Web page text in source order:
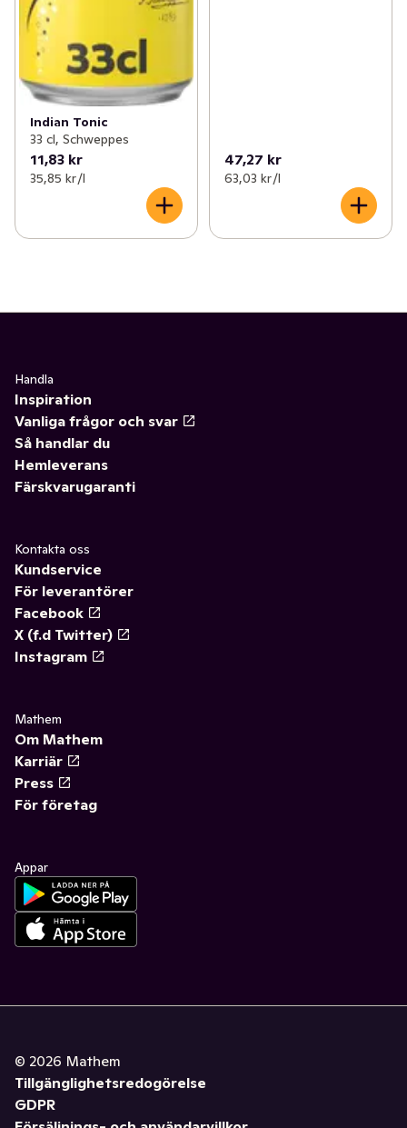
Indian Tonic
33 cl, Schweppes
11,83 kr
35,85 kr /l
47,27 kr
63,03 kr /l
Handla
Inspiration
Vanliga frågor och svar
Så handlar du
Hemleverans
Färskvarugaranti
Kontakta oss
Kundservice
För leverantörer
Facebook
X (f.d Twitter)
Instagram
Mathem
Om Mathem
Karriär
Press
För företag
Appar
© 2026 Mathem
Tillgänglighetsredogörelse
GDPR